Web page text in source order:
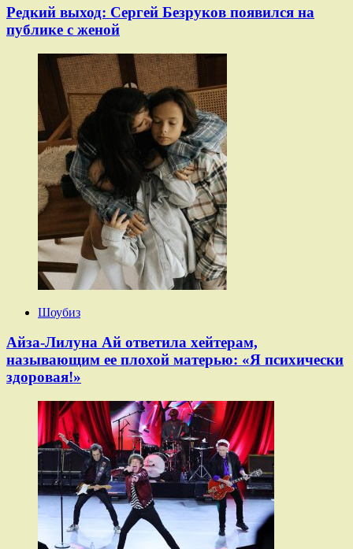
Редкий выход: Сергей Безруков появился на
публике с женой
Шоубиз
Айза-Лилуна Ай ответила хейтерам,
называющим ее плохой матерью: «Я психически
здоровая!»